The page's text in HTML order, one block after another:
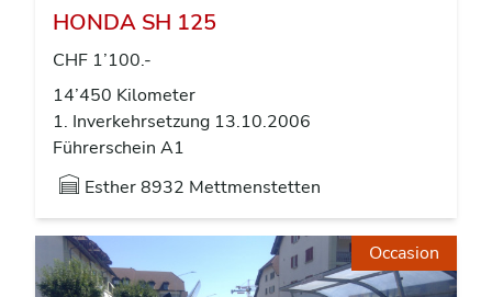
HONDA SH 125
CHF 1’100.-
14’450 Kilometer
1. Inverkehrsetzung 13.10.2006
Führerschein A1
Esther8932 Mettmenstetten
Occasion